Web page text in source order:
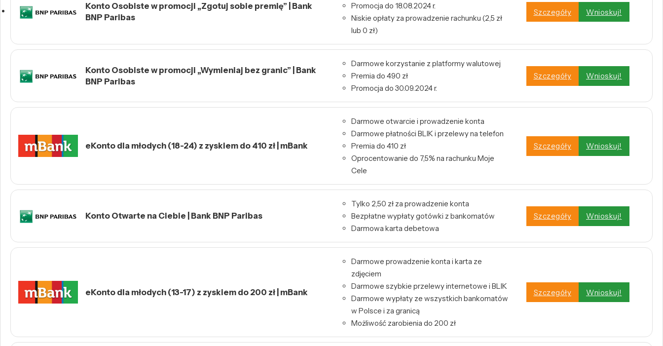
Konto Osobiste w promocji „Zgotuj sobie premię” | Bank
BNP Paribas
Promocja do 18.08.2024 r.
Niskie opłaty za prowadzenie rachunku (2,5 zł
lub 0 zł)
Szczegóły Wnioskuj!
Konto Osobiste w promocji „Wymieniaj bez granic” | Bank
BNP Paribas
Darmowe korzystanie z platformy walutowej
Premia do 490 zł
Promocja do 30.09.2024 r.
Szczegóły Wnioskuj!
eKonto dla młodych (18-24) z zyskiem do 410 zł | mBank
Darmowe otwarcie i prowadzenie konta
Darmowe płatności BLIK i przelewy na telefon
Premia do 410 zł
Oprocentowanie do 7,5% na rachunku Moje
Cele
Szczegóły Wnioskuj!
Konto Otwarte na Ciebie | Bank BNP Paribas
Tylko 2,50 zł za prowadzenie konta
Bezpłatne wypłaty gotówki z bankomatów
Darmowa karta debetowa
Szczegóły Wnioskuj!
eKonto dla młodych (13-17) z zyskiem do 200 zł | mBank
Darmowe prowadzenie konta i karta ze
zdjęciem
Darmowe szybkie przelewy internetowe i BLIK
Darmowe wypłaty ze wszystkich bankomatów
w Polsce i za granicą
Możliwość zarobienia do 200 zł
Szczegóły Wnioskuj!